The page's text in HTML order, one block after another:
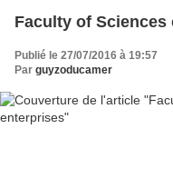
Faculty of
Publié le 27/07/2016 à 19:57
Par guyzoducamer